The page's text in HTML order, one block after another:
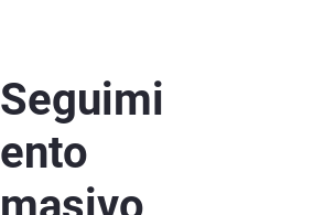
Seguimi
ento